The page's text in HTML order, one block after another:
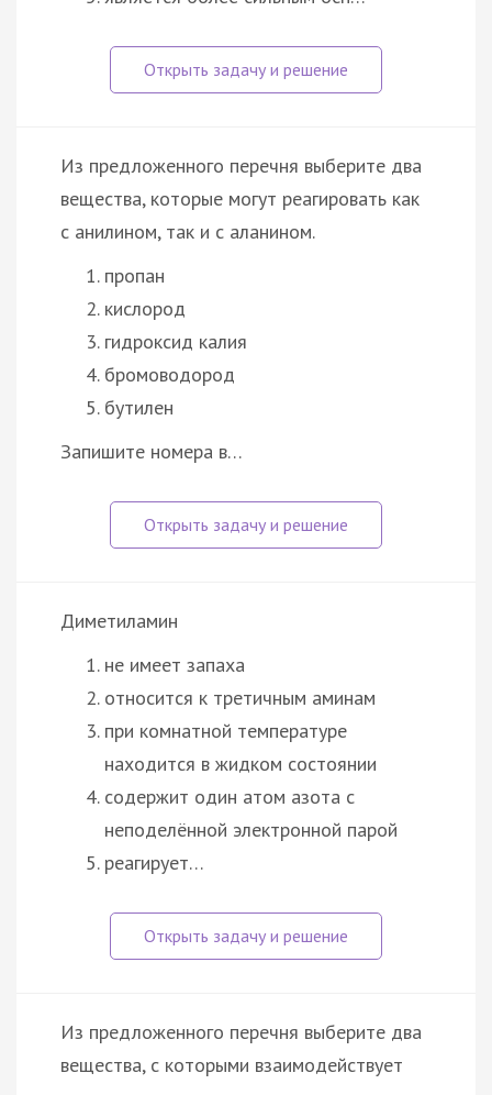
Из предложенного перечня выберите два
вещества, которые могут реагировать как
с анилином, так и с аланином.
пропан
кислород
гидроксид калия
бромоводород
бутилен
Запишите номера в…
Диметиламин
не имеет запаха
относится к третичным аминам
при комнатной температуре
находится в жидком состоянии
содержит один атом азота с
неподелённой электронной парой
реагирует…
Из предложенного перечня выберите два
вещества, с которыми взаимодействует